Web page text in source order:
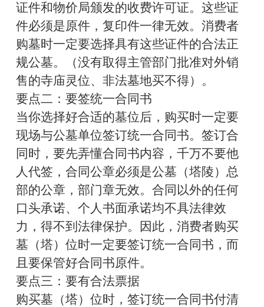
证件和物价局颁发的收费许可证。这些证
件必须是原件，复印件一律无效。消费者
购墓时一定要选择具有这些证件的合法正
规公墓。（没有取得主管部门批准对外销
售的寺庙灵位、非法墓地买不得）。
要点二：要签统一合同书
当你选择好合适的墓位后，购买时一定要
现场与公墓单位签订统一合同书。签订合
同时，要先弄懂合同书内容，千万不要他
人代签，合同公章必须是公墓（塔陵）总
部的公章，部门章无效。合同以外的任何
口头承诺、个人书面承诺均不具法律效
力，得不到法律保护。因此，消费者购买
墓（塔）位时一定要签订统一合同书，而
且要保管好合同书原件。
要点三：要有合法票据
购买墓（塔）位时，签订统一合同书付清